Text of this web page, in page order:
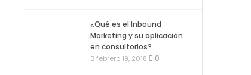
¿Qué es el Inbound
Marketing y su aplicación
en consultorios?
febrero 19, 2018 0